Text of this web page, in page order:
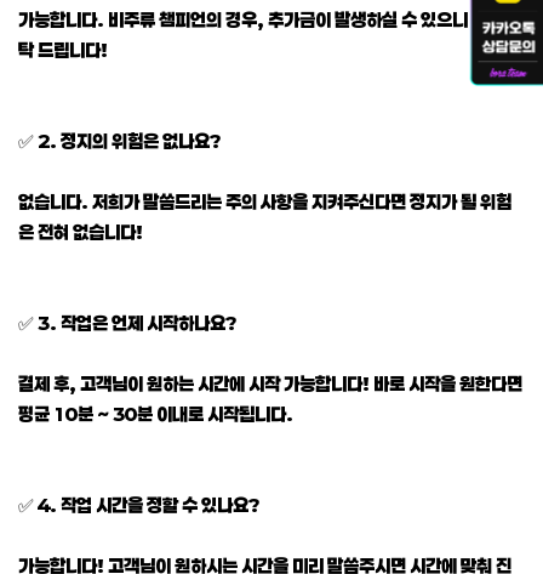
가능합니다. 비주류 챔피언의 경우, 추가금이 발생하실 수 있으니 참고 부
탁 드립니다!
✅ 2. 정지의 위험은 없나요?
없습니다. 저희가 말씀드리는 주의 사항을 지켜주신다면 정지가 될 위험
은 전혀 없습니다!
✅ 3. 작업은 언제 시작하나요?
결제 후, 고객님이 원하는 시간에 시작 가능합니다! 바로 시작을 원한다면
평균 10분 ~ 30분 이내로 시작됩니다.
✅ 4. 작업 시간을 정할 수 있나요?
가능합니다! 고객님이 원하시는 시간을 미리 말씀주시면 시간에 맞춰 진